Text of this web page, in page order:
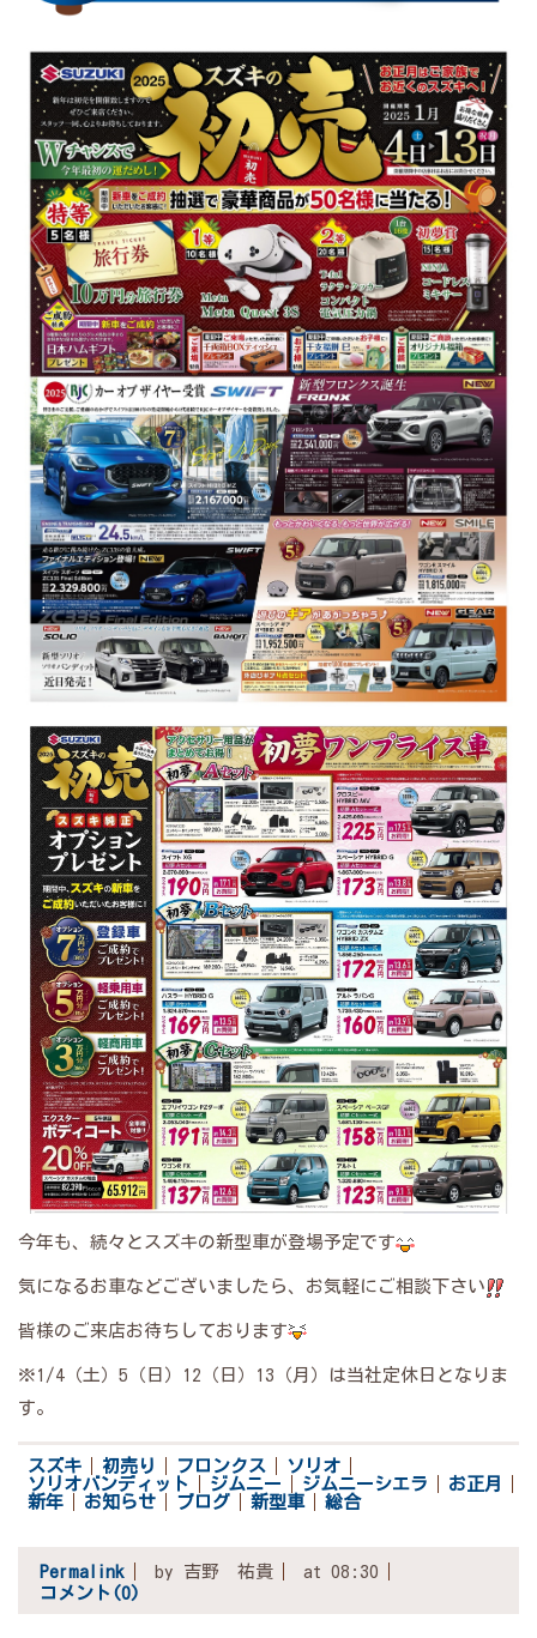
今年も、続々とスズキの新型車が登場予定です
気になるお車などございましたら、お気軽にご相談下さい
皆様のご来店お待ちしております
※1/4（土）5（日）12（日）13（月）は当社定休日となりま
す。
スズキ 初売り フロンクス
ソリオ
ソリオバンディット
ジムニー ジムニーシエラ
お正月
新年
お知らせ ブログ 新型車 総合
Permalink by 吉野 祐貴
at 08:30
コメント(0)